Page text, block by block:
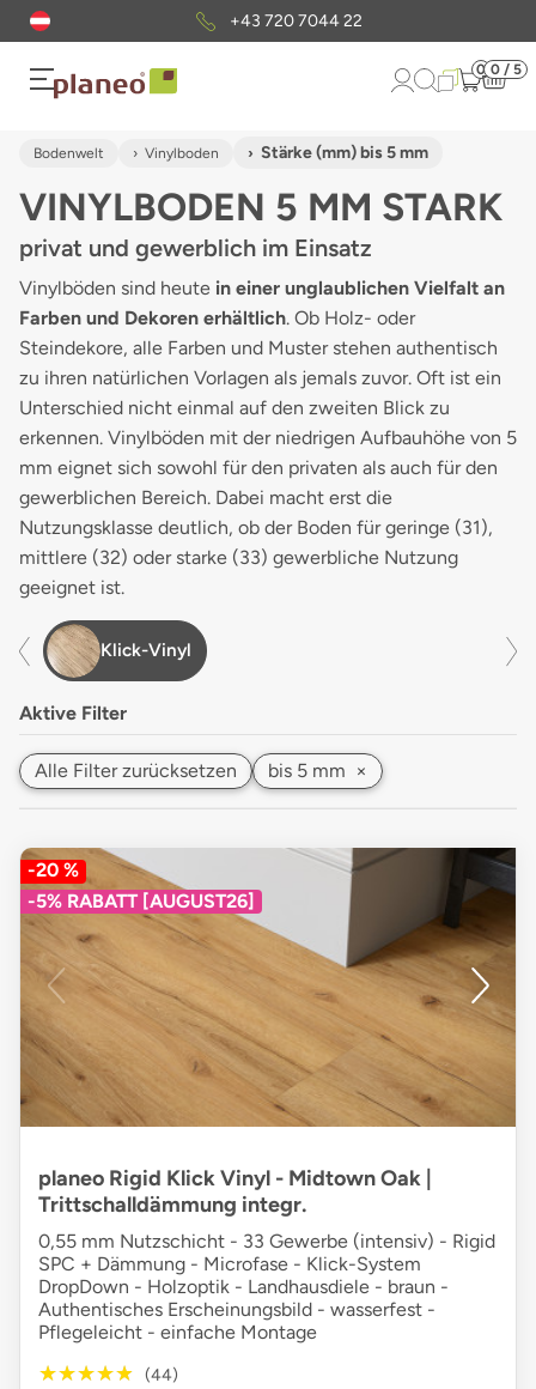
KostenloserMusterversand
0 0 / 5
Bodenwelt Vinylboden Stärke (mm) bis 5 mm
VINYLBODEN 5 MM STARK
privat und gewerblich im Einsatz
Vinylböden sind heute in einer unglaublichen Vielfalt an
Farben und Dekoren erhältlich. Ob Holz- oder
Steindekore, alle Farben und Muster stehen authentisch
zu ihren natürlichen Vorlagen als jemals zuvor. Oft ist ein
Unterschied nicht einmal auf den zweiten Blick zu
erkennen. Vinylböden mit der niedrigen Aufbauhöhe von 5
mm eignet sich sowohl für den privaten als auch für den
gewerblichen Bereich. Dabei macht erst die
Nutzungsklasse deutlich, ob der Boden für geringe (31),
mittlere (32) oder starke (33) gewerbliche Nutzung
geeignet ist.
Klick-Vinyl
Aktive Filter
Alle Filter zurücksetzen bis 5 mm ×
-20 %
-5% RABATT [AUGUST26]
planeo Rigid Klick Vinyl - Midtown Oak |
Trittschalldämmung integr.
0,55 mm Nutzschicht - 33 Gewerbe (intensiv) - Rigid
SPC + Dämmung - Microfase - Klick-System
DropDown - Holzoptik - Landhausdiele - braun -
Authentisches Erscheinungsbild - wasserfest -
Pflegeleicht - einfache Montage
★★★★★
★★★★★ (44)